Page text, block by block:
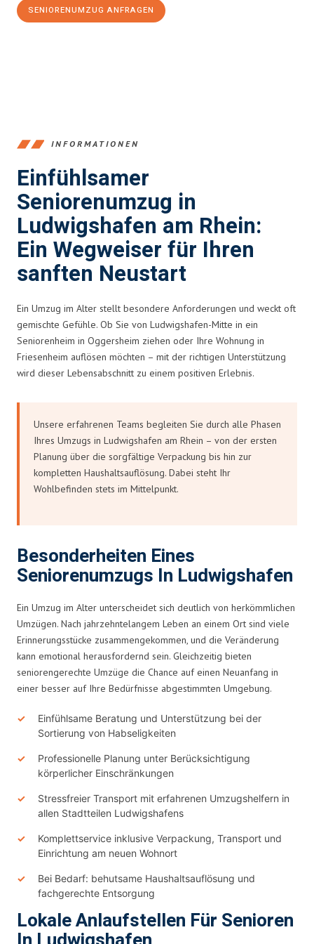
SENIORENUMZUG ANFRAGEN
INFORMATIONEN
Einfühlsamer
Seniorenumzug in
Ludwigshafen am Rhein:
Ein Wegweiser für Ihren
sanften Neustart
Ein Umzug im Alter stellt besondere Anforderungen und weckt oft
gemischte Gefühle. Ob Sie von Ludwigshafen-Mitte in ein
Seniorenheim in Oggersheim ziehen oder Ihre Wohnung in
Friesenheim auflösen möchten – mit der richtigen Unterstützung
wird dieser Lebensabschnitt zu einem positiven Erlebnis.
Unsere erfahrenen Teams begleiten Sie durch alle Phasen
Ihres Umzugs in Ludwigshafen am Rhein – von der ersten
Planung über die sorgfältige Verpackung bis hin zur
kompletten Haushaltsauflösung. Dabei steht Ihr
Wohlbefinden stets im Mittelpunkt.
Besonderheiten Eines
Seniorenumzugs In Ludwigshafen
Ein Umzug im Alter unterscheidet sich deutlich von herkömmlichen
Umzügen. Nach jahrzehntelangem Leben an einem Ort sind viele
Erinnerungsstücke zusammengekommen, und die Veränderung
kann emotional herausfordernd sein. Gleichzeitig bieten
seniorengerechte Umzüge die Chance auf einen Neuanfang in
einer besser auf Ihre Bedürfnisse abgestimmten Umgebung.
Einfühlsame Beratung und Unterstützung bei der
Sortierung von Habseligkeiten
Professionelle Planung unter Berücksichtigung
körperlicher Einschränkungen
Stressfreier Transport mit erfahrenen Umzugshelfern in
allen Stadtteilen Ludwigshafens
Komplettservice inklusive Verpackung, Transport und
Einrichtung am neuen Wohnort
Bei Bedarf: behutsame Haushaltsauflösung und
fachgerechte Entsorgung
Lokale Anlaufstellen Für Senioren